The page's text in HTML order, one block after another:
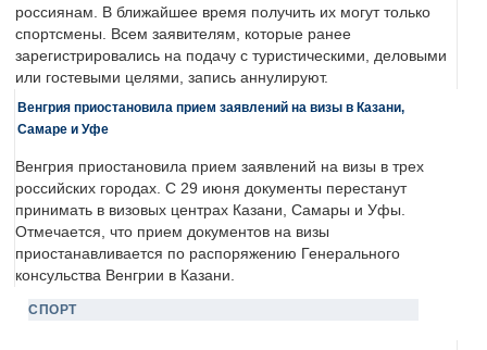
россиянам. В ближайшее время получить их могут только
спортсмены. Всем заявителям, которые ранее
зарегистрировались на подачу с туристическими, деловыми
или гостевыми целями, запись аннулируют.
Венгрия приостановила прием заявлений на визы в Казани,
Самаре и Уфе
Венгрия приостановила прием заявлений на визы в трех
российских городах. С 29 июня документы перестанут
принимать в визовых центрах Казани, Самары и Уфы.
Отмечается, что прием документов на визы
приостанавливается по распоряжению Генерального
консульства Венгрии в Казани.
СПОРТ